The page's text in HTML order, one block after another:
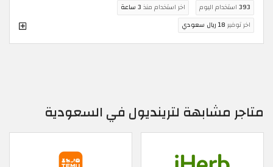
393 استخدام اليوم اخر استخدام منذ 3 ساعة
اخر توفير 18 ريال سعودي
متاجر مشابهة لترينديول في السعودية